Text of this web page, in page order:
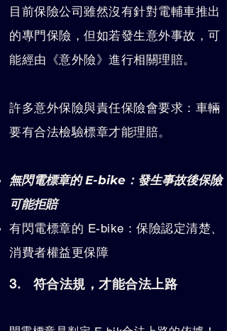
目前保險公司雖然沒有針對電輔車推出
的專門保險，但如若發生意外事故，可
能經由《意外險》進行相關理賠。
許多意外保險與責任保險會要求：車輛
要有合法檢驗標章才能理賠。
無閃電標章的 E-bike：發生事故後保險
可能拒賠
有閃電標章的 E-bike：保險認定清楚、
消費者權益更保障
3. 符合法規，才能合法上路